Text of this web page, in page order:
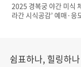
2025 경복궁 야간 미식
라간 시식공감’ 예매·응
쉼표하나, 힐링하나